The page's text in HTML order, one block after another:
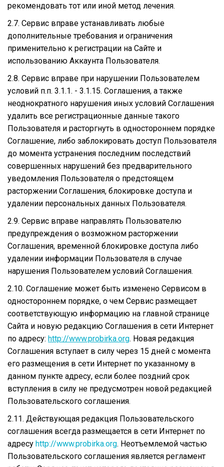
рекомендовать тот или иной метод лечения.
2.7. Сервис вправе устанавливать любые
дополнительные требования и ограничения
применительно к регистрации на Сайте и
использованию Аккаунта Пользователя.
2.8. Сервис вправе при нарушении Пользователем
условий п.п. 3.1.1. - 3.1.15. Соглашения, а также
неоднократного нарушения иных условий Соглашения
удалить все регистрационные данные такого
Пользователя и расторгнуть в одностороннем порядке
Соглашение, либо заблокировать доступ Пользователя
до момента устранения последним последствий
совершенных нарушений без предварительного
уведомления Пользователя о предстоящем
расторжении Соглашения, блокировке доступа и
удалении персональных данных Пользователя.
2.9. Сервис вправе направлять Пользователю
предупреждения о возможном расторжении
Соглашения, временной блокировке доступа либо
удалении информации Пользователя в случае
нарушения Пользователем условий Соглашения.
2.10. Соглашение может быть изменено Сервисом в
одностороннем порядке, о чем Сервис размещает
соответствующую информацию на главной странице
Сайта и новую редакцию Соглашения в сети Интернет
по адресу: http://www.probirka.org. Новая редакция
Соглашения вступает в силу через 15 дней с момента
его размещения в сети Интернет по указанному в
данном пункте адресу, если более поздний срок
вступления в силу не предусмотрен новой редакцией
Пользовательского соглашения.
2.11. Действующая редакция Пользовательского
соглашения всегда размещается в сети Интернет по
адресу http://www.probirka.org. Неотъемлемой частью
Пользовательского соглашения является регламент